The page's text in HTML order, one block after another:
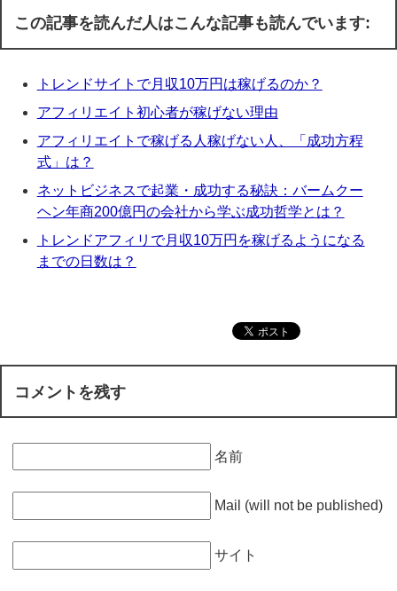
この記事を読んだ人はこんな記事も読んでいます:
トレンドサイトで月収10万円は稼げるのか？
アフィリエイト初心者が稼げない理由
アフィリエイトで稼げる人稼げない人、「成功方程
式」は？
ネットビジネスで起業・成功する秘訣：バームクー
ヘン年商200億円の会社から学ぶ成功哲学とは？
トレンドアフィリで月収10万円を稼げるようになる
までの日数は？
コメントを残す
名前
Mail (will not be published)
サイト